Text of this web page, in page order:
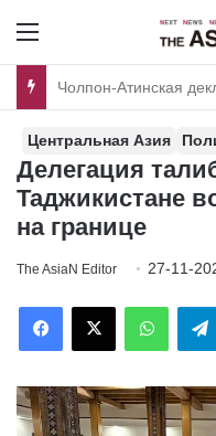
Menu
Центральная Азия
Делегация
Таджикистане
на границе
The AsiaN Editor 27-11-
FacebookX